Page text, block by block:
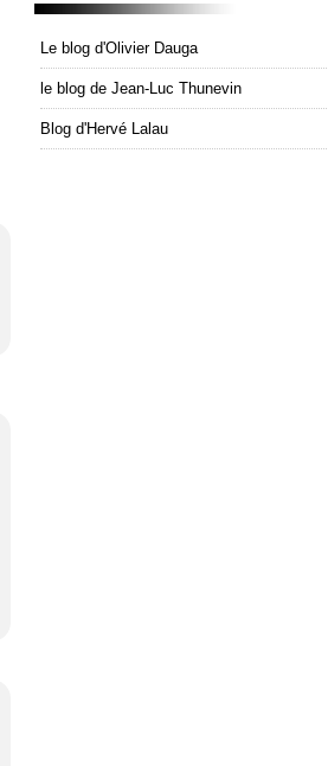
Le blog d'Olivier Dauga
le blog de Jean-Luc Thunevin
Blog d'Hervé Lalau